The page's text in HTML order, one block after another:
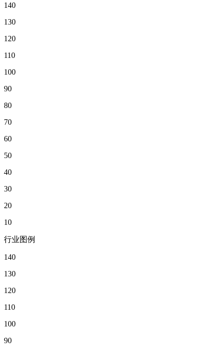
140
130
120
110
100
90
80
70
60
50
40
30
20
10
行业图例
140
130
120
110
100
90